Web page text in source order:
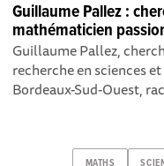
Guillaume Pallez :
mathématicien
Guillaume Pallez,
recherche en sciences
Bordeaux-Sud-Ouest,
MATHS